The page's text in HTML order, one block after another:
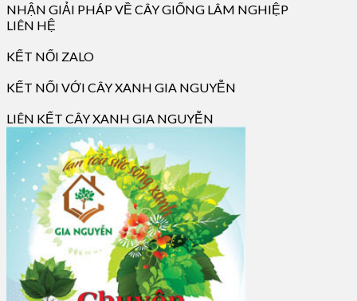
NHẬN GIẢI PHÁP VỀ CÂY GIỐNG LÂM NGHIỆP
LIÊN HỆ
KẾT NỐI ZALO
KẾT NỐI VỚI CÂY XANH GIA NGUYỄN
LIÊN KẾT CÂY XANH GIA NGUYỄN